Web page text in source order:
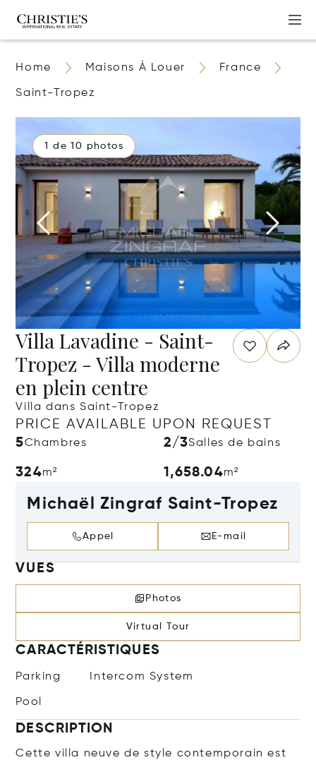
Home Maisons À Louer France
Saint-Tropez
1 de 10 photos
Villa Lavadine - Saint-
Tropez - Villa moderne
en plein centre
Villa dans Saint-Tropez
PRICE AVAILABLE UPON REQUEST
5Chambres 2/3Salles de bains
324m² 1,658.04m²
Michaël Zingraf Saint-Tropez
Appel E-mail
VUES
Photos
Virtual Tour
CARACTÉRISTIQUES
Parking Intercom System
Pool
DESCRIPTION
Cette villa neuve de style contemporain est